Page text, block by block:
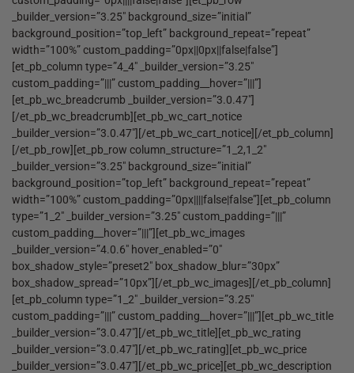
_builder_version=”3.25″ background_size=”initial”
background_position=”top_left” background_repeat=”repeat”
width=”100%” custom_padding=”0px||0px||false|false”]
[et_pb_column type=”4_4″ _builder_version=”3.25″
custom_padding=”|||” custom_padding__hover=”|||”]
[et_pb_wc_breadcrumb _builder_version=”3.0.47″]
[/et_pb_wc_breadcrumb][et_pb_wc_cart_notice
_builder_version=”3.0.47″][/et_pb_wc_cart_notice][/et_pb_column]
[/et_pb_row][et_pb_row column_structure=”1_2,1_2″
_builder_version=”3.25″ background_size=”initial”
background_position=”top_left” background_repeat=”repeat”
width=”100%” custom_padding=”0px||||false|false”][et_pb_column
type=”1_2″ _builder_version=”3.25″ custom_padding=”|||”
custom_padding__hover=”|||”][et_pb_wc_images
_builder_version=”4.0.6″ hover_enabled=”0″
box_shadow_style=”preset2″ box_shadow_blur=”30px”
box_shadow_spread=”10px”][/et_pb_wc_images][/et_pb_column]
[et_pb_column type=”1_2″ _builder_version=”3.25″
custom_padding=”|||” custom_padding__hover=”|||”][et_pb_wc_title
_builder_version=”3.0.47″][/et_pb_wc_title][et_pb_wc_rating
_builder_version=”3.0.47″][/et_pb_wc_rating][et_pb_wc_price
_builder_version=”3.0.47″][/et_pb_wc_price][et_pb_wc_description